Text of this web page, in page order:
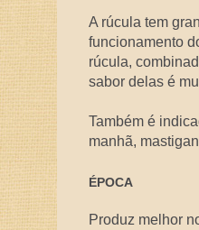
A rúcula tem
funcionamento
rúcula,
sabor delas é
Também é
manhã,
ÉPOCA
Produz melhor